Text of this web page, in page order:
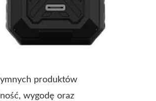
produktów
wygodę oraz